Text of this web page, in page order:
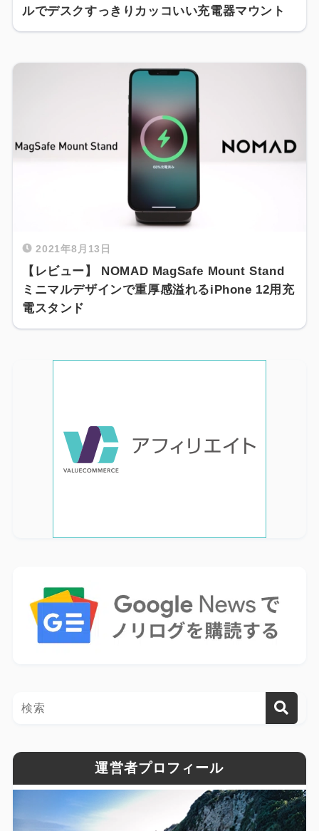
ルでデスクすっきりカッコいい充電器マウント
2021年8月13日
【レビュー】 NOMAD MagSafe Mount Stand
ミニマルデザインで重厚感溢れるiPhone 12用充
電スタンド
運営者プロフィール